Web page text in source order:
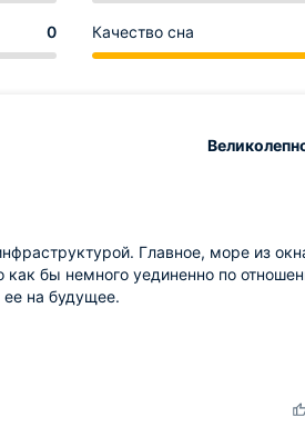
0 Качество сна
Главное, море из
как бы немного уединенно по
ее на будущее.